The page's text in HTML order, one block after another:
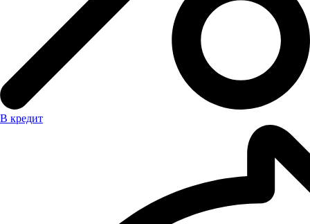
В кредит